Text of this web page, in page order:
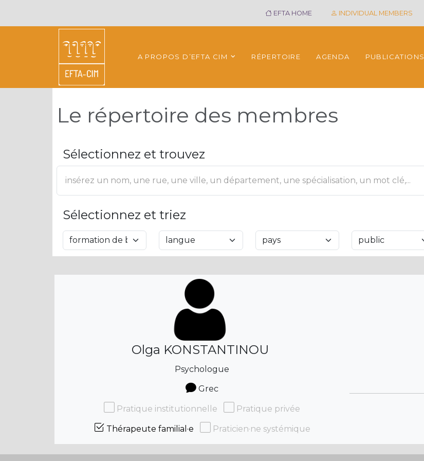
EFTA HOME INDIVIDUAL MEMBERS
A PROPOS D’EFTA CIM RÉPERTOIRE AGENDA PUBLICATIONS
Le répertoire des membres
Sélectionnez et trouvez
Sélectionnez et triez
Olga KONSTANTINOU
Psychologue
Grec
Pratique institutionnelle Pratique privée
Thérapeute familial·e Praticien·ne systémique